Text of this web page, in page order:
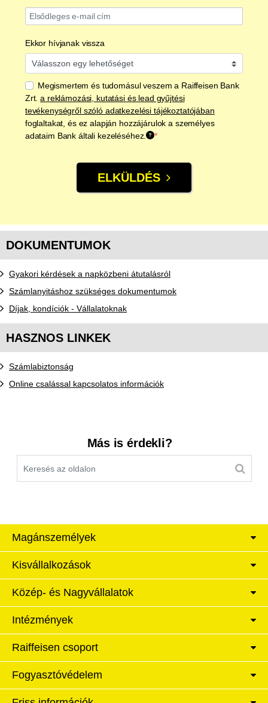
Ekkor hívjanak vissza
Válasszon egy lehetőséget
Megismertem és tudomásul veszem a Raiffeisen Bank
Zrt.a reklámozási, kutatási és lead gyűjtési
tevékenységről szóló adatkezelési tájékoztatójában
foglaltakat, és ez alapján hozzájárulok a személyes
adataim Bank általi kezeléséhez.
ELKÜLDÉS
DOKUMENTUMOK
Gyakori kérdések a napközbeni átutalásról
Számlanyitáshoz szükséges dokumentumok
Díjak, kondíciók - Vállalatoknak
HASZNOS LINKEK
Számlabiztonság
Online csalással kapcsolatos információk
Más is érdekli?
Magánszemélyek
Kisvállalkozások
Közép- és Nagyvállalatok
Intézmények
Raiffeisen csoport
Fogyasztóvédelem